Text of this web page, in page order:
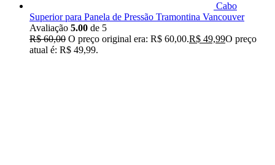
Cabo
Superior para Panela de Pressão Tramontina Vancouver
Avaliação 5.00 de 5
R$60,00 O preço original era: R$ 60,00.R$ 49,99O preço
atual é: R$ 49,99.